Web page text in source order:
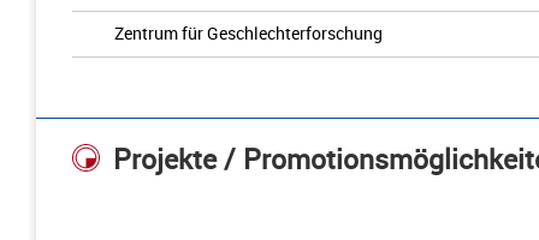
Zentrum für Geschlechterforschung
Projekte /